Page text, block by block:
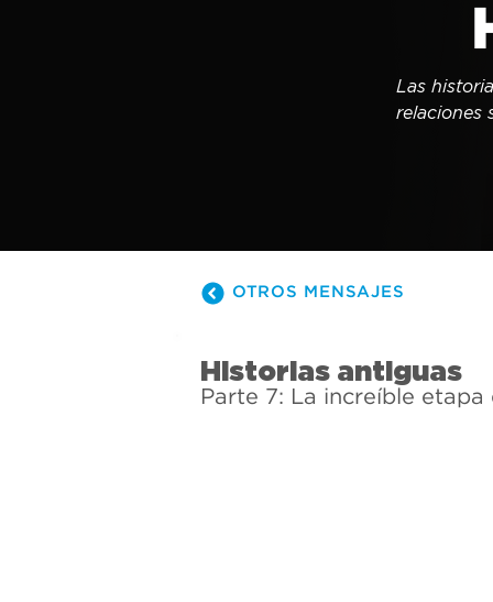
Las
relaciones
OTROS MENSAJES
Historias antiguas
Parte 7: La increíble